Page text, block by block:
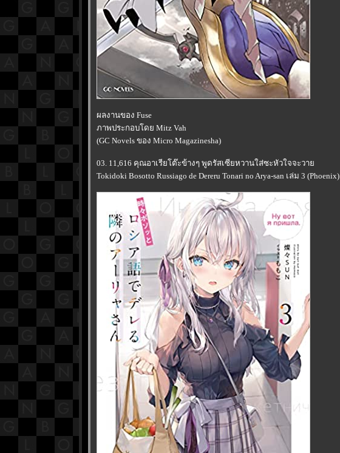
ผลงานของ Fuse
ภาพประกอบโดย Mitz Vah
(GC Novels ของ Micro Magazinesha)
03. 11,616 คุณอาเรียโต๊ะข้างๆ พูดรัสเซียหวานใส่ซะหัวใจจะวา
Tokidoki Bosotto Russiago de Dereru Tonari no Arya-san เล่ม 3 (Phoenix)